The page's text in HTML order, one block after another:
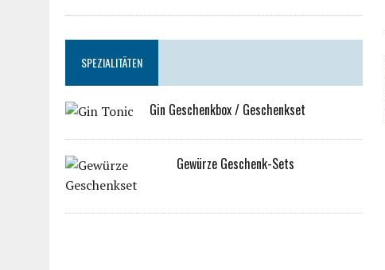
SPEZIALITÄTEN
Gin Geschenkbox / Geschenkset
Gewürze Geschenk-Sets